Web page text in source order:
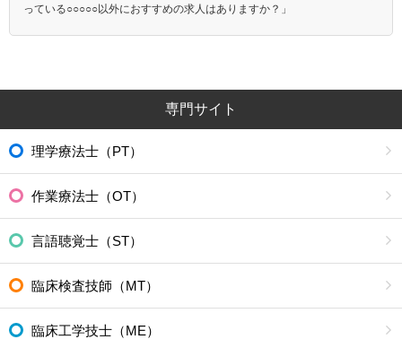
っている○○○○○以外におすすめの求人はありますか？」
専門サイト
理学療法士（PT）
作業療法士（OT）
言語聴覚士（ST）
臨床検査技師（MT）
臨床工学技士（ME）